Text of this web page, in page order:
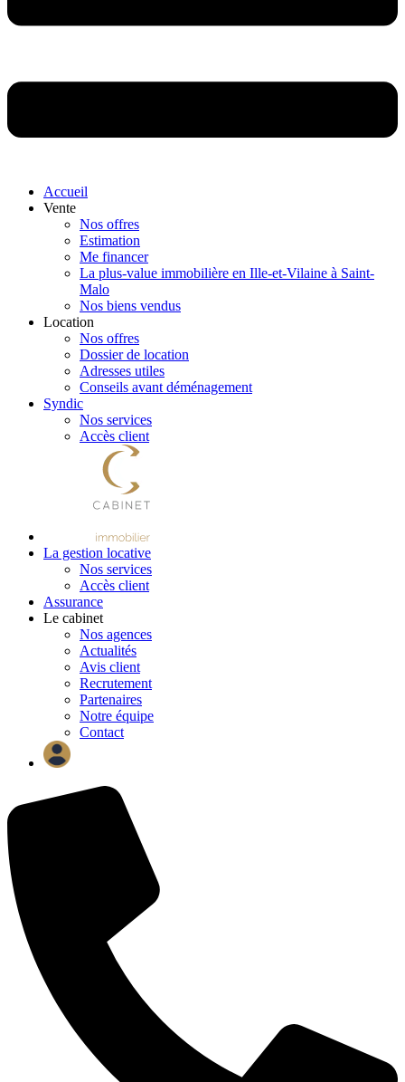
Accueil
Vente
Nos offres
Estimation
Me financer
La plus-value immobilière en Ille-et-Vilaine à Saint-
Malo
Nos biens vendus
Location
Nos offres
Dossier de location
Adresses utiles
Conseils avant déménagement
Syndic
Nos services
Accès client
La gestion locative
Nos services
Accès client
Assurance
Le cabinet
Nos agences
Actualités
Avis client
Recrutement
Partenaires
Notre équipe
Contact